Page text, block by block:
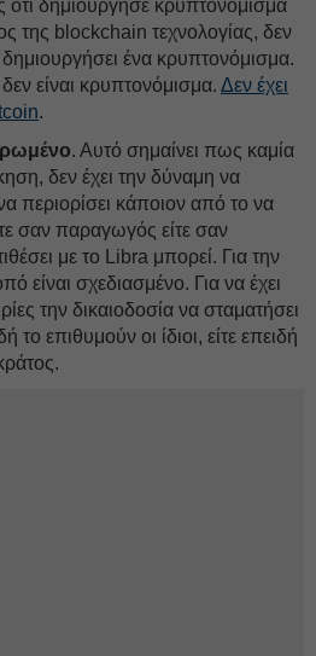
ότι δημιούργησε κρυπτονόμισμα
της blockchain τεχνολογίας, δεν
ένα κρυπτονόμισμα.
είναι κρυπτονόμισμα. Δεν έχει
.
. Αυτό σημαίνει πως καμία
δεν έχει την δύναμη να
περιορίσει κάποιον από το να
σαν παραγωγός είτε σαν
με το Libra μπορεί. Για την
είναι σχεδιασμένο. Για να έχει
την δικαιοδοσία να σταματήσει
το επιθυμούν οι ίδιοι, είτε επειδή